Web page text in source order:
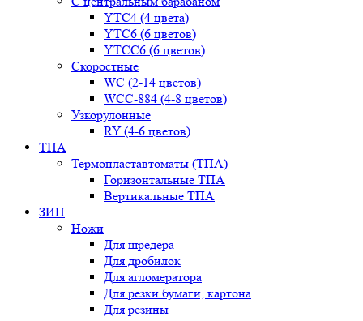
YТС4 (4 цвета)
YТС6 (6 цветов)
YТСC6 (6 цветов)
Скоростные
WС (2-14 цветов)
WСС-884 (4-8 цветов)
Узкорулонные
RY (4-6 цветов)
ТПА
Термопластавтоматы (ТПА)
Горизонтальные ТПА
Вертикальные ТПА
ЗИП
Ножи
Для шредера
Для дробилок
Для агломератора
Для резки бумаги, картона
Для резины